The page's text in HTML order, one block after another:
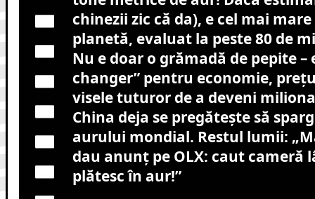
chinezii zic că da), e cel mai
planetă, evaluat la peste 80 de
Nu e doar o grămadă de pepite –
changer” pentru economie,
visele tuturor de a deveni
China deja se pregătește să
aurului mondial. Restul lumii:
dau anunț pe OLX: caut cameră
plătesc în aur!”